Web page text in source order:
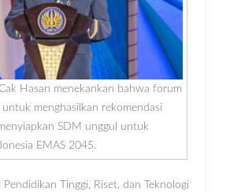
Hasan menekankan bahwa forum
menghasilkan rekomendasi
SDM unggul untuk
EMAS 2045.
Tinggi, Riset, dan Teknologi